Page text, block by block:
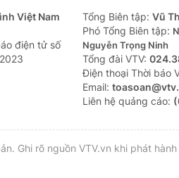
Việt Nam
điện tử số
Tổng Biên tập: Vũ
Phó Tổng Biên tập:
Nguyễn Trọng Ninh
Tổng đài VTV:
Ðiện thoại Thời báo
Email:
Liên hệ quảng cáo:
Ghi rõ nguồn VTV.vn khi phát